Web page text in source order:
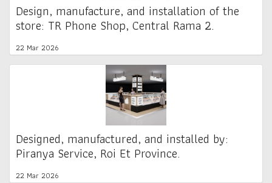
Design, manufacture, and installation of the
store: TR Phone Shop, Central Rama 2.
22 Mar 2026
Designed, manufactured, and installed by:
Piranya Service, Roi Et Province.
22 Mar 2026